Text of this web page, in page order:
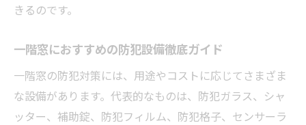
きるのです。
一階窓におすすめの防犯設備徹底ガイド
一階窓の防犯対策には、用途やコストに応じてさまざま
な設備があります。代表的なものは、防犯ガラス、シャ
ッター、補助錠、防犯フィルム、防犯格子、センサーラ